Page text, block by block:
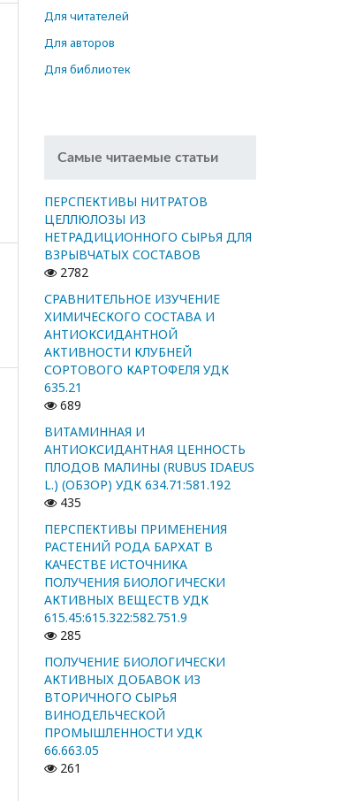
Для читателей
Для авторов
Для библиотек
Самые читаемые статьи
ПЕРСПЕКТИВЫ НИТРАТОВ
ЦЕЛЛЮЛОЗЫ ИЗ
НЕТРАДИЦИОННОГО СЫРЬЯ ДЛЯ
ВЗРЫВЧАТЫХ СОСТАВОВ
2782
СРАВНИТЕЛЬНОЕ ИЗУЧЕНИЕ
ХИМИЧЕСКОГО СОСТАВА И
АНТИОКСИДАНТНОЙ
АКТИВНОСТИ КЛУБНЕЙ
СОРТОВОГО КАРТОФЕЛЯ УДК
635.21
689
ВИТАМИННАЯ И
АНТИОКСИДАНТНАЯ ЦЕННОСТЬ
ПЛОДОВ МАЛИНЫ (RUBUS IDAEUS
L.) (ОБЗОР) УДК 634.71:581.192
435
ПЕРСПЕКТИВЫ ПРИМЕНЕНИЯ
РАСТЕНИЙ РОДА БАРХАТ В
КАЧЕСТВЕ ИСТОЧНИКА
ПОЛУЧЕНИЯ БИОЛОГИЧЕСКИ
АКТИВНЫХ ВЕЩЕСТВ УДК
615.45:615.322:582.751.9
285
ПОЛУЧЕНИЕ БИОЛОГИЧЕСКИ
АКТИВНЫХ ДОБАВОК ИЗ
ВТОРИЧНОГО СЫРЬЯ
ВИНОДЕЛЬЧЕСКОЙ
ПРОМЫШЛЕННОСТИ УДК
66.663.05
261